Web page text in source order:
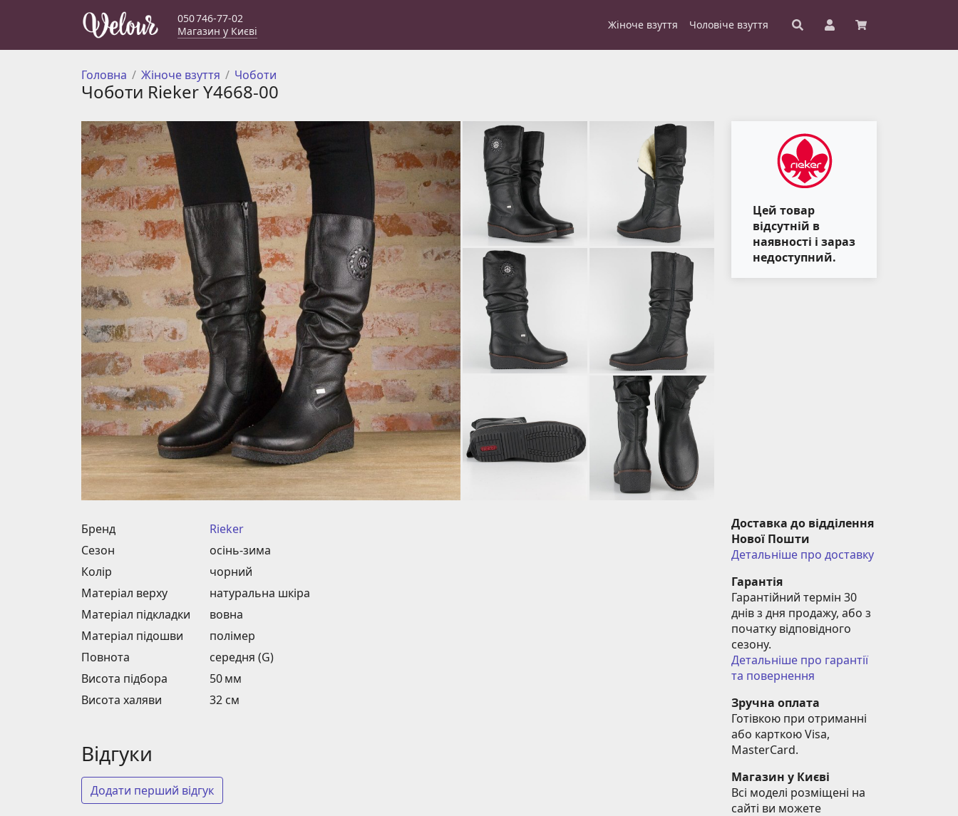
050 746-77-02
Магазин у Києві
Жіноче взуття Чоловіче взуття
Головна Жіноче взуття Чоботи
Чоботи Rieker Y4668-00
Цей товар
відсутній в
наявності і зараз
недоступний.
Бренд
Rieker
Сезон
осінь-зима
Колір
чорний
Матеріал верху
натуральна шкіра
Матеріал підкладки
вовна
Матеріал підошви
полімер
Повнота
середня (G)
Висота підбора
50 мм
Висота халяви
32 см
Відгуки
Додати перший відгук
Доставка до відділення
Нової Пошти
Детальніше про доставку
Гарантія
Гарантійний термін 30
днів з дня продажу, або з
початку відповідного
сезону.
Детальніше про гарантії
та повернення
Зручна оплата
Готівкою при отриманні
або карткою Visa,
MasterCard.
Магазин у Києві
Всі моделі розміщені на
сайті ви можете